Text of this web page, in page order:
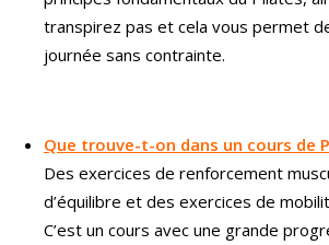
transpirez pas et cela vous permet
journée sans contrainte.
Que trouve-t-on dans un cours de P
Des exercices de renforcement
d’équilibre et des exercices de
C’est un cours avec une grande